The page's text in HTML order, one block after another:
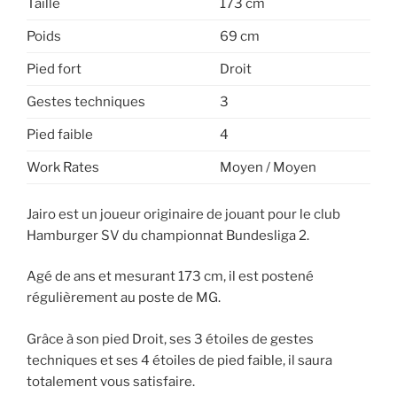
Taille 173 cm
Poids 69 cm
Pied fort Droit
Gestes techniques 3
Pied faible 4
Work Rates Moyen / Moyen
Jairo est un joueur originaire de jouant pour le club
Hamburger SV du championnat Bundesliga 2.
Agé de ans et mesurant 173 cm, il est postené
régulièrement au poste de MG.
Grâce à son pied Droit, ses 3 étoiles de gestes
techniques et ses 4 étoiles de pied faible, il saura
totalement vous satisfaire.